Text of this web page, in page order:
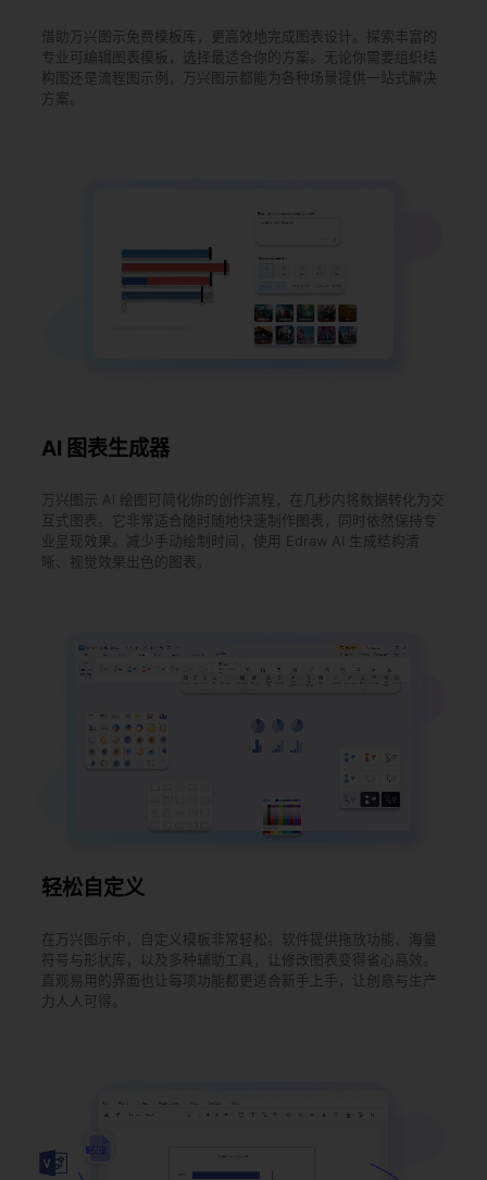
借助万兴图示免费模板库，更高效地完成图表设计。探索丰富的
专业可编辑图表模板，选择最适合你的方案。无论你需要组织结
构图还是流程图示例，万兴图示都能为各种场景提供一站式解决
方案。
AI 图表生成器
万兴图示 AI 绘图可简化你的创作流程，在几秒内将数据转化为交
互式图表。它非常适合随时随地快速制作图表，同时依然保持专
业呈现效果。减少手动绘制时间，使用 Edraw AI 生成结构清
晰、视觉效果出色的图表。
轻松自定义
在万兴图示中，自定义模板非常轻松。软件提供拖放功能、海量
符号与形状库，以及多种辅助工具，让修改图表变得省心高效。
直观易用的界面也让每项功能都更适合新手上手，让创意与生产
力人人可得。